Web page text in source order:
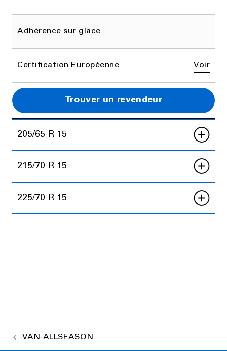
Adhérence sur glace
Certification Européenne Voir
Trouver un revendeur
205/65 R 15
215/70 R 15
225/70 R 15
VAN-ALLSEASON